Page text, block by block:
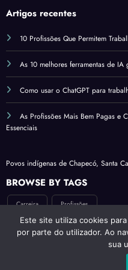
10 Profissões Que Permitem
As 10 melhores ferramentas de
Como usar o ChatGPT para
As Profissões Mais Bem Pagas e
Povos indígenas de Chapecó, Santa
BROWSE BY TAGS
Carreira Profissões
Este site utiliza cookies
por parte do utilizador. Ao
sua